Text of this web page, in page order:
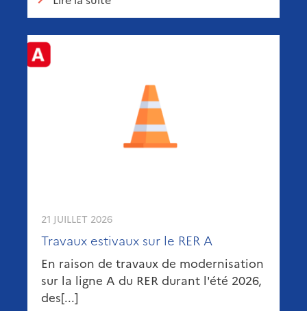
Travaux estivaux sur le RER A
21 JUILLET 2026
En raison de travaux de modernisation
sur la ligne A du RER durant l'été 2026,
des[...]